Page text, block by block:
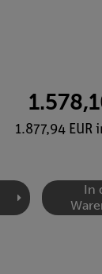
1.877,94 EUR
In